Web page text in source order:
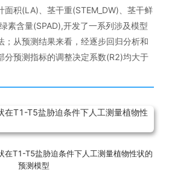
面积(LA)、茎干重(STEM_DW)、茎干鲜
素含量(SPAD),开发了一系列涉及模型
；从预测结果来看，经逐步回归分析和
分预测指标的调整决定系数(R2)均大于
在T1-T5盐胁迫条件下人工测量植物性状的
预测模型